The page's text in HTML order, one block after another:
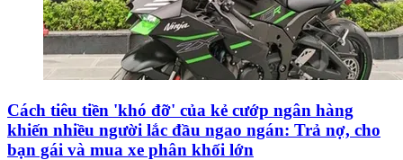
Cách tiêu tiền 'khó đỡ' của kẻ cướp ngân hàng
khiến nhiều người lắc đầu ngao ngán: Trả nợ, cho
bạn gái và mua xe phân khối lớn